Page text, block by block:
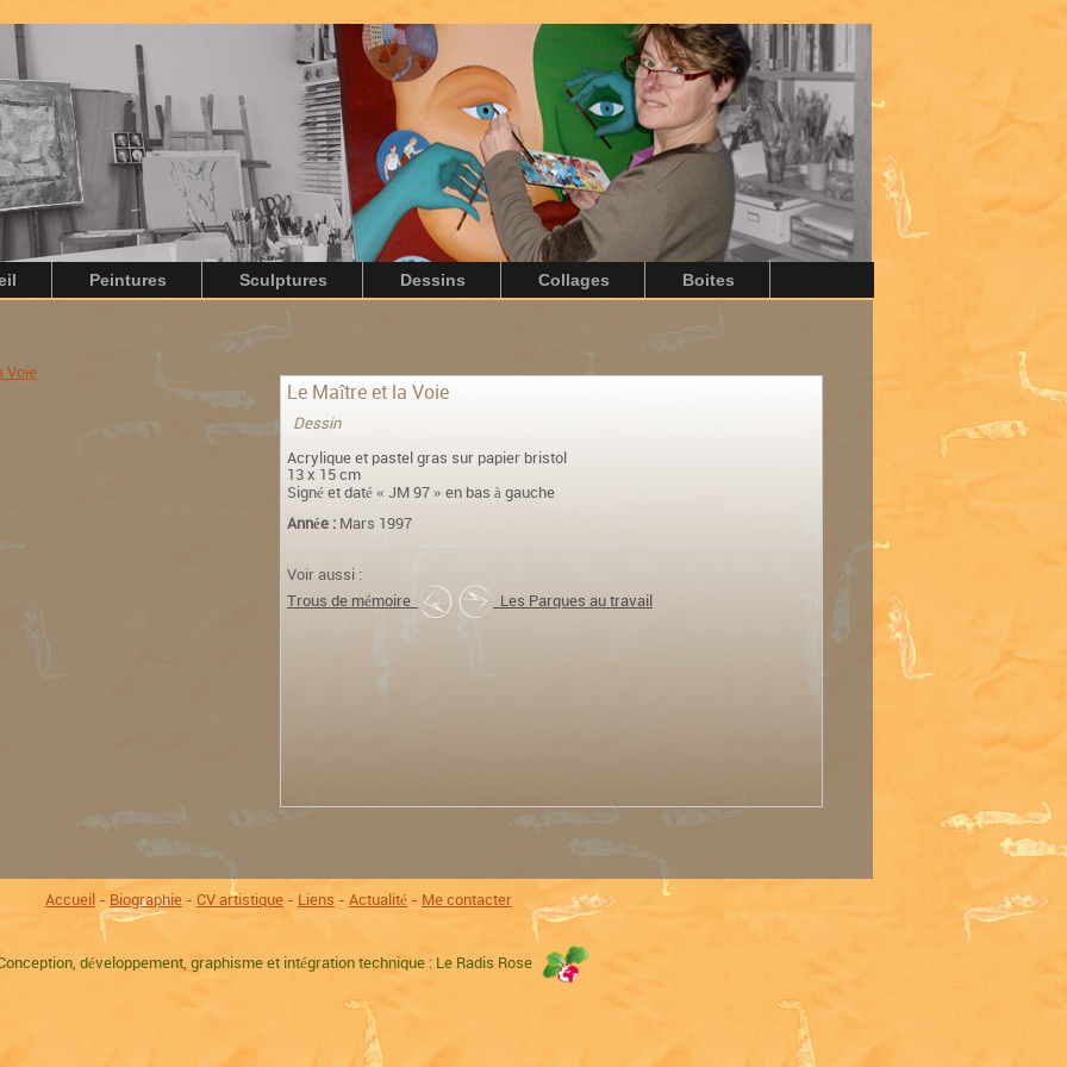
Peintures Sculptures Dessins Collages Boites
Le Maître et la Voie
Dessin
Acrylique et pastel gras sur papier bristol
13 x 15 cm
Signé et daté « JM 97 » en bas à gauche
Année : Mars 1997
Voir aussi :
Trous de mémoire
Les Parques au travail
Accueil - Biographie- CV artistique - Liens - Actualité - Me contacter
développement, graphisme et intégration technique : Le Radis Rose